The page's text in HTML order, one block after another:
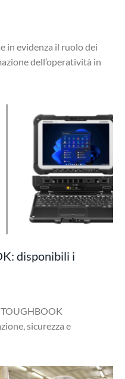
in evidenza il ruolo dei
dell’operatività in
disponibili i
sicurezza e